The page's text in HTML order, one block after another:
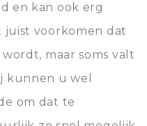
en kan ook erg
juist voorkomen dat
maar soms valt
kunnen u wel
om dat te